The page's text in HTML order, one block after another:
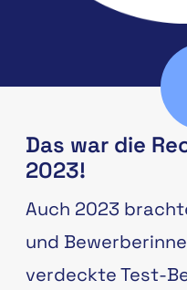
Das war die
2023!
Auch 2023
und
verdeckte Test-